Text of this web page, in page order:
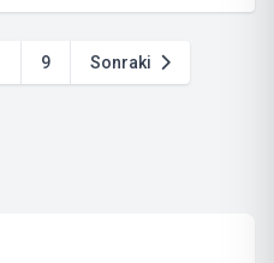
9 Sonraki